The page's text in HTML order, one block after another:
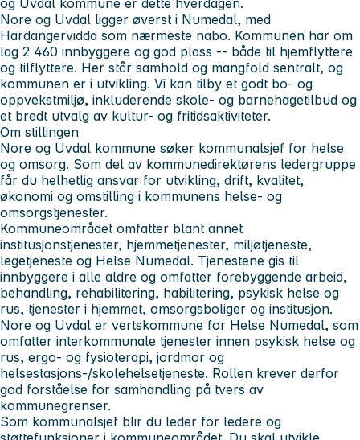
Nore og Uvdal ligger øverst i Numedal, med
Hardangervidda som nærmeste nabo. Kommunen har om
lag 2 460 innbyggere og god plass -- både til hjemflyttere
og tilflyttere. Her står samhold og mangfold sentralt, og
kommunen er i utvikling. Vi kan tilby et godt bo- og
oppvekstmiljø, inkluderende skole- og barnehagetilbud og
et bredt utvalg av kultur- og fritidsaktiviteter.
Om stillingen
Nore og Uvdal kommune søker kommunalsjef for helse
og omsorg. Som del av kommunedirektørens ledergruppe
får du helhetlig ansvar for utvikling, drift, kvalitet,
økonomi og omstilling i kommunens helse- og
omsorgstjenester.
Kommuneområdet omfatter blant annet
institusjonstjenester, hjemmetjenester, miljøtjeneste,
legetjeneste og Helse Numedal. Tjenestene gis til
innbyggere i alle aldre og omfatter forebyggende arbeid,
behandling, rehabilitering, habilitering, psykisk helse og
rus, tjenester i hjemmet, omsorgsboliger og institusjon.
Nore og Uvdal er vertskommune for Helse Numedal, som
omfatter interkommunale tjenester innen psykisk helse og
rus, ergo- og fysioterapi, jordmor og
helsestasjons-/skolehelsetjeneste. Rollen krever derfor
god forståelse for samhandling på tvers av
kommunegrenser.
Som kommunalsjef blir du leder for ledere og